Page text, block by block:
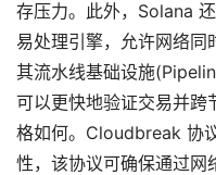
存压力。此外，Solana
易处理引擎，允许网络同
其流水线基础设施
可以更快地验证交易并跨
格如何。Cloudbreak 协
性，该协议可确保通过网